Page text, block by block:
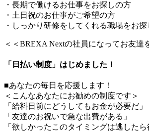
・長期で働けるお仕事をお探しの方
・土日祝のお仕事がご希望の方
・しっかり研修をしてくれる職場をお
＜＜BREXA Nextの社員になってお友達
「日払い制度」はじめました！
■あなたの毎日を応援します！
＜こんなあなたにお勧めの制度です＞
「給料日前にどうしてもお金が必要だ」
「友達のお祝いで急な出費がある」
「欲しかったこのタイミングは逃したら